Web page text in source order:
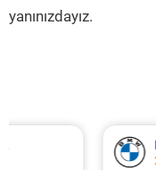
yanınızdayız.
Bmw 3
2017